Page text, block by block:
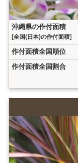
沖縄県の作付面積
[全国(日本)の作付面積]
作付面積全国順位
作付面積全国割合